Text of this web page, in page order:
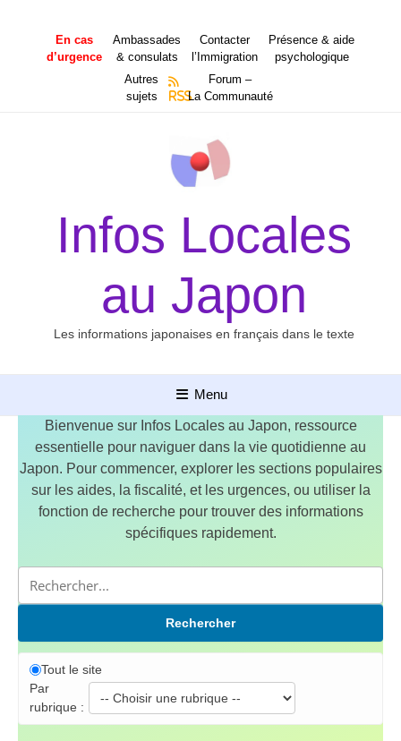
contenu
En cas
d’urgence
Ambassades
& consulats
Contacter
l’Immigration
Présence & aide
psychologique
Autres
sujets
RSS
Forum –
La Communauté
Infos Locales
au Japon
Les informations japonaises en français dans le texte
Menu
Bienvenue sur Infos Locales au Japon, ressource
essentielle pour naviguer dans la vie quotidienne au
Japon. Pour commencer, explorer les sections populaires
sur les aides, la fiscalité, et les urgences, ou utiliser la
fonction de recherche pour trouver des informations
spécifiques rapidement.
Rechercher
Tout le site
Par
rubrique :